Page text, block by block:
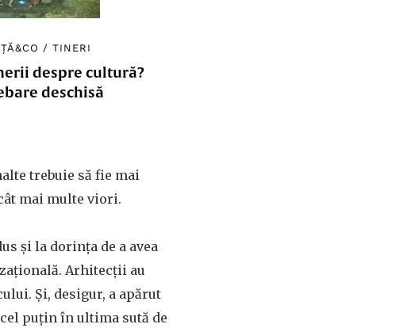
/TINERI
despre cultură?
deschisă
trebuie să fie mai
mai multe viori.
și la dorința de a avea
Arhitecții au
Și, desigur, a apărut
puțin în ultima sută de